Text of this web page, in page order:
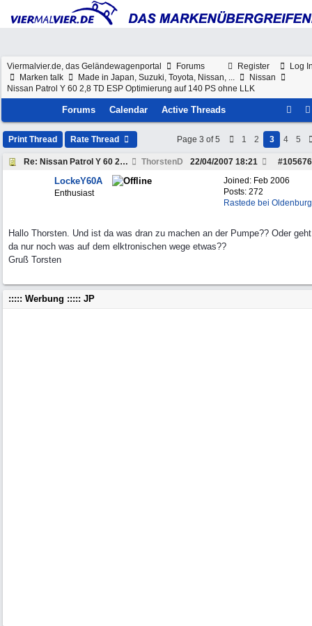
Register Log
Viermalvier.de, das Geländewagenportal
Forums
Marken talk
Made in Japan, Suzuki, Toyota, Nissan, ...
Nissan
Nissan Patrol Y 60 2,8 TD ESP Optimierung auf 140 PS ohne LLK
Forums Calendar Active Threads
Print Thread Rate Thread Page 3 of 5 1 2 3 4 5
Re: Nissan Patrol Y 60 2,8 TD ESP Optimierung auf ThorstenD #105676
22/04/2007 18:21
Joined: Feb 2006
Posts: 272
Rastede bei Oldenburg
LockeY60A
Enthusiast
Hallo Thorsten. Und ist da was dran zu machen an der Pumpe?? Oder geht
da nur noch was auf dem elktronischen wege etwas??
Gruß Torsten
::::: Werbung ::::: JP